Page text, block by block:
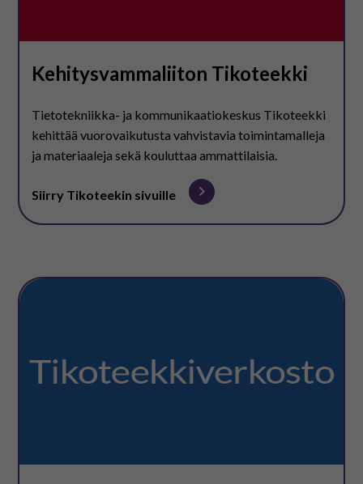
Kehitysvammaliiton Tikoteekki
Tietotekniikka- ja kommunikaatiokeskus Tikoteekki
kehittää vuorovaikutusta vahvistavia toimintamalleja
ja materiaaleja sekä kouluttaa ammattilaisia.
Siirry Tikoteekin sivuille